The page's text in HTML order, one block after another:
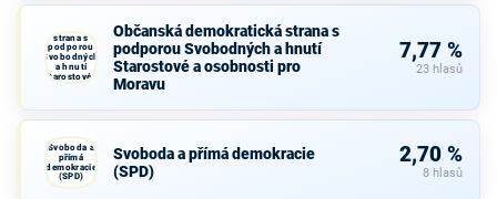
strana s
podporou
Svobodných
a hnutí
Starostové a
osobnosti
Občanská demokratická strana s
podporou Svobodných a hnutí
Starostové a osobnosti pro
Moravu
7,77 %
23 hlasů
Svoboda a
přímá
demokracie
(SPD)
Svoboda a přímá demokracie
(SPD)
2,70 %
8 hlasů